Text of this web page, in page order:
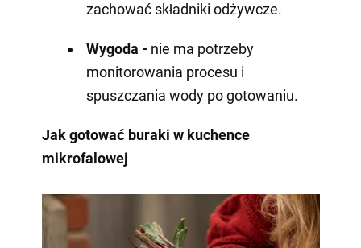
zachować składniki odżywcze.
Wygoda - nie ma potrzeby
monitorowania procesu i
spuszczania wody po gotowaniu.
Jak gotować buraki w kuchence
mikrofalowej